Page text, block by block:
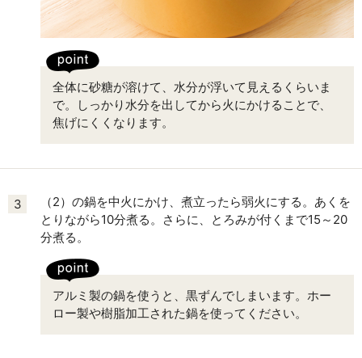
全体に砂糖が溶けて、水分が浮いて見えるくらいま
で。しっかり水分を出してから火にかけることで、
焦げにくくなります。
3
（2）の鍋を中火にかけ、煮立ったら弱火にする。あくを
とりながら10分煮る。さらに、とろみが付くまで15～20
分煮る。
アルミ製の鍋を使うと、黒ずんでしまいます。ホー
ロー製や樹脂加工された鍋を使ってください。